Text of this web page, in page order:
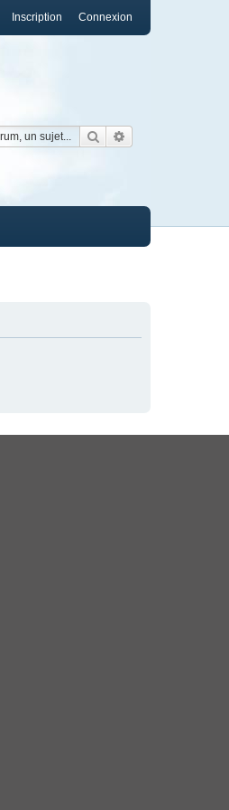
Connexion
Inscription
Rechercher